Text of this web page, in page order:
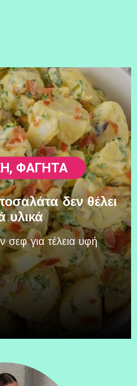
, ΦΑΓΗΤΆ
δεν θέλει
υλικά
για τέλεια υφή